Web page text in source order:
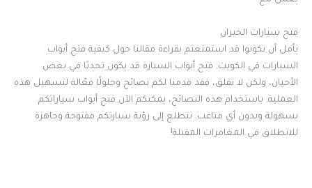
فتح سيارات الخيران
نأمل أن تكونوا قد استمتعتم بقراءة مقالنا حول كيفية فتح أبواب
السيارات في الكويت. فتح أبواب السيارة قد يكون تحديًا في بعض
الأحيان، ولكن لا تقلق، فقد قدمنا لكم نصائح وحلولًا فعّالة لتسهيل هذه
العملية. باستخدام هذه النصائح، يمكنكم الآن فتح أبواب سياراتكم
بسهولة وبدون أي متاعب. نتطلع إلى رؤية سيارتكم مفتوحة وجاهزة
للانطلاق في المغامرات المقبلة!